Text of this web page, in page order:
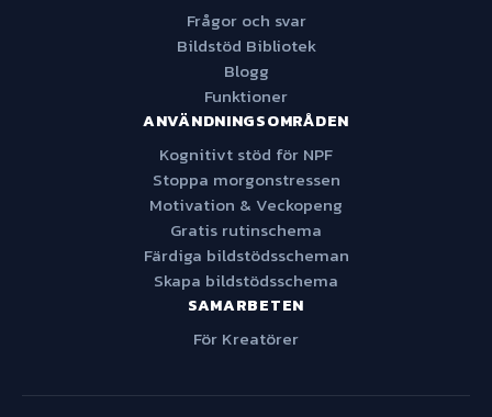
Frågor och svar
Bildstöd Bibliotek
Blogg
Funktioner
ANVÄNDNINGSOMRÅDEN
Kognitivt stöd för NPF
Stoppa morgonstressen
Motivation & Veckopeng
Gratis rutinschema
Färdiga bildstödsscheman
Skapa bildstödsschema
SAMARBETEN
För Kreatörer